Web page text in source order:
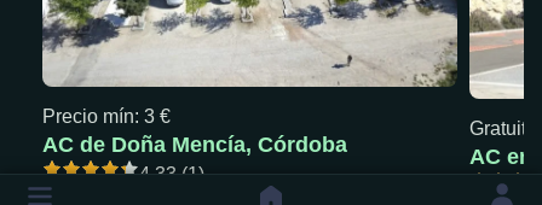
Precio mín: 3 €
AC de Doña Mencía, Córdoba
4.33 (1)
Gratuita
AC en